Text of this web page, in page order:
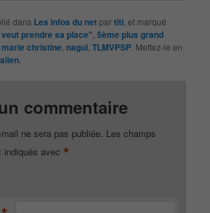
dans Les infos du net partiti , et marqué
prendre sa place" ,5ème plus grand
,marie christine nagui ,TLMVPSP . Mettez-le en
commentaire
ne sera pas publiée. Les champs
indiqués avec *